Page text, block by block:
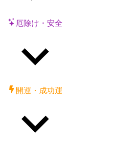
厄除け・安全
開運・成功運